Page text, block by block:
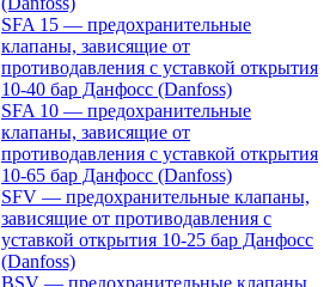
SFA 15 — предохранительные
клапаны, зависящие от
противодавления с уставкой открытия
10-40 бар Данфосс (Danfoss)
SFA 10 — предохранительные
клапаны, зависящие от
противодавления с уставкой открытия
10-65 бар Данфосс (Danfoss)
SFV — предохранительные клапаны,
зависящие от противодавления с
уставкой открытия 10-25 бар Данфосс
(Danfoss)
BSV — предохранительные клапаны,